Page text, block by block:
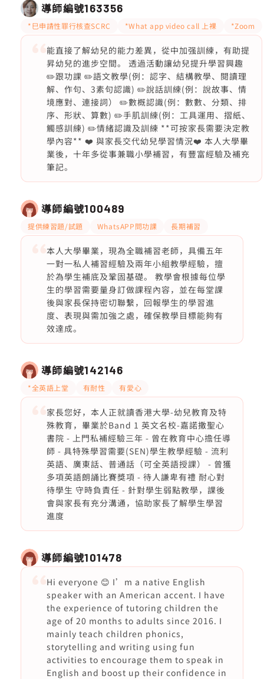
導師編號163356
*巳申請性罪行核查SCRC *What app video call 上裸 *Zoom
能直接了解幼兒的能力差異，從中加强訓練，有助提
昇幼兒的進步空間。 透過活動讓幼兒提升學習興趣
✏️跟功課 ✏️語文教學(例：認字、結構教學、閱讀理
解、作句、3素句認識) ✏️說話訓練(例：說故事、情
境應對、連接詞） ✏️數概認識(例：數數、分類、排
序、形狀、算數) ✏️手肌訓練(例：工具運用、摺紙、
觸感訓練) ✏️情緒認識及訓練 **可按家長需要決定教
學內容** ❤️ 與家長交代幼兒學習情況❤️ 本人大學畢
業後，十年多從事兼職小學補習，有豐富經驗及補充
筆記。
導師編號100489
提供練習題/試題 WhatsAPP問功課 長期補習
本人大學畢業，現為全職補習老師，具備五年
一對一私人補習經驗及兩年小組教學經驗，擅
於為學生補底及鞏固基礎。 教學會根據每位學
生的學習需要量身訂做課程內容，並在每堂課
後與家長保持密切聯繫，回報學生的學習進
度、表現與需加強之處，確保教學目標能夠有
效達成。
導師編號142146
*全英語上堂 有耐性 有愛心
家長您好，本人正就讀香港大學-幼兒教育及特
殊教育，畢業於Band 1 英文名校-嘉諾撒聖心
書院 - 上門私補經驗三年 - 曾在教育中心擔任導
師 - 具特殊學習需要(SEN)學生教學經驗 - 流利
英語、廣東話、普通話（可全英語授課） - 曾獲
多項英語朗誦比賽獎項 - 待人謙卑有禮 耐心對
待學生 守時負責任 - 針對學生弱點教學，課後
會與家長有充分溝通，協助家長了解學生學習
進度
導師編號101478
Hi everyone 😊 I’m a native English
speaker with an American accent. I have
the experience of tutoring children the
age of 20 months to adults since 2016. I
mainly teach children phonics,
storytelling and writing using fun
activities to encourage them to speak in
English and boost up their confidence in